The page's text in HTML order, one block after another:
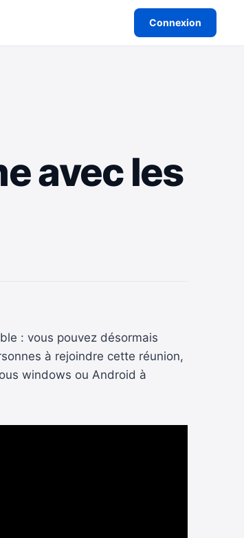
Connexion
avec les
: vous pouvez désormais
à rejoindre cette réunion,
windows ou Android à